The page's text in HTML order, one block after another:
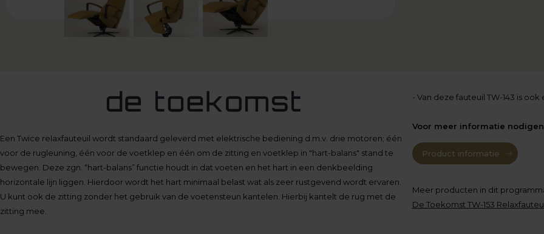
Een Twice relaxfauteuil wordt standaard geleverd met elektrische bediening d.m.v. drie motoren; één
voor de rugleuning, één voor de voetklep en één om de zitting en voetklep in "hart-balans" stand te
bewegen. Deze zgn. “hart-balans” functie houdt in dat voeten en het hart in een denkbeelding
horizontale lijn liggen. Hierdoor wordt het hart minimaal belast wat als zeer rustgevend wordt ervaren.
U kunt ook de zitting zonder het gebruik van de voetensteun kantelen. Hierbij kantelt de rug met de
zitting mee.
- Van deze fauteuil TW-143 is
Voor meer informatie
Product informatie
Meer producten in dit
De Toekomst TW-153